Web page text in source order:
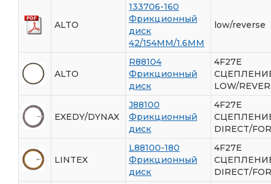
ALTO
133706-160
Фрикционный
диск
42/154ММ/1.6ММ
low/reverse
ALTO
R88104
Фрикционный
диск
4F27E
LOW/
EXEDY/DYNAX
J88100
Фрикционный
диск
4F27E
DIRECT/
LINTEX
L88100-180
Фрикционный
диск
4F27E
DIRECT/